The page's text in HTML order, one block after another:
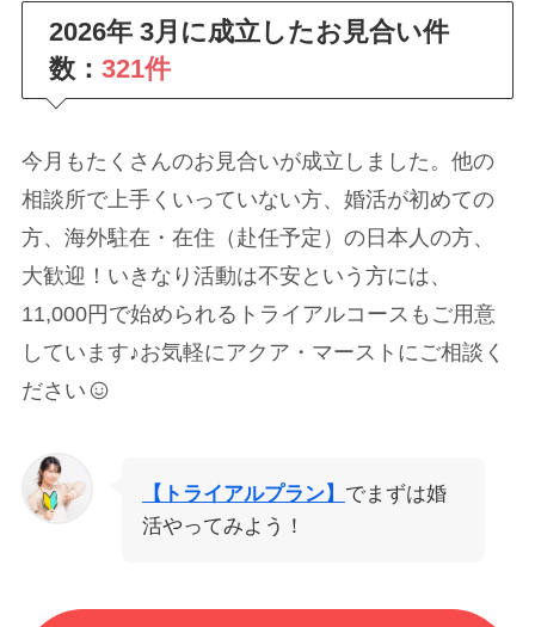
2026年 3月に成立したお見合い件
数：321件
今月もたくさんのお見合いが成立しました。他の
相談所で上手くいっていない方、婚活が初めての
方、海外駐在・在住（赴任予定）の日本人の方、
大歓迎！いきなり活動は不安という方には、
11,000円で始められるトライアルコースもご用意
しています♪お気軽にアクア・マーストにご相談く
ださい
【トライアルプラン】 でまずは婚
活やってみよう！